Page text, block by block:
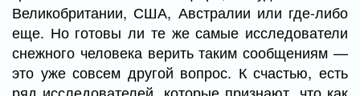
Великобритании, США, Австралии или где-либо
еще. Но готовы ли те же самые исследователи
снежного человека верить таким сообщениям —
это уже совсем другой вопрос. К счастью, есть